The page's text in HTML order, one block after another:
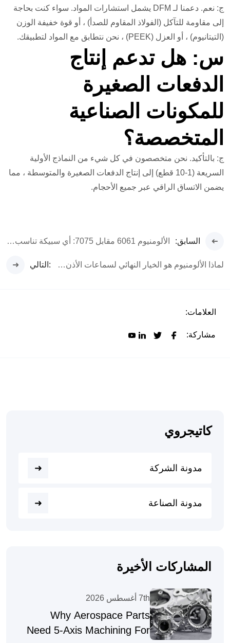
ج: نعم. دعمنا لـ DFM يشمل استشارات المواد. سواء كنت بحاجة
إلى مقاومة للتآكل (الفولاذ المقاوم للصدأ) ، أو قوة خفيفة الوزن
(التيتانيوم) ، أو العزل (PEEK) ، نحن نتطابق مع المواد لتطبيقك.
س: هل تدعم إنتاج
الدفعات الصغيرة
للمكونات الصناعية
المتخصصة؟
ج: بالتأكيد. نحن متخصصون في كل شيء من النماذج الأولية
السريعة (1-10 قطع) إلى إنتاج الدفعات الصغيرة والمتوسطة ، مما
يضمن الاتساق الراقي عبر جميع الأحجام.
السابق: الألومنيوم 6061 مقابل 7075: أي سبيكة تناسب أفضل محيطك
لماذا الألومنيوم هو الخيار النهائي لسماعات الأذن الممتازة :التالي
العلامات:
مشاركة:
كاتيجروي
مدونة الشركة
مدونة الصناعة
المشاركات الأخيرة
7th أغسطس 2026
Why Aerospace Parts
Need 5-Axis Machining For